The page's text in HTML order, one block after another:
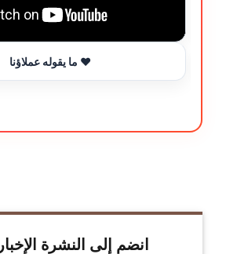
ما يقوله عملاؤنا ❤️
انضم إلى النشرة